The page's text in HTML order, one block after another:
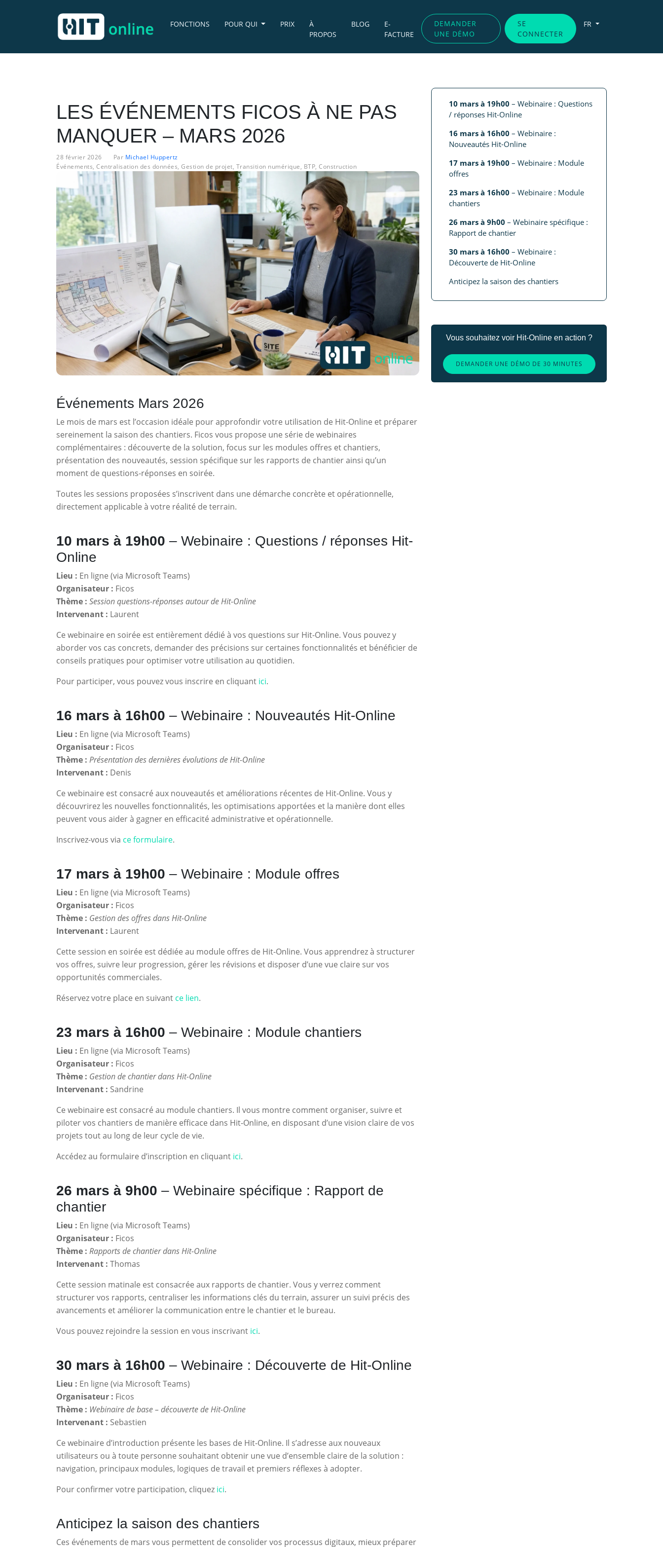
FONCTIONS POUR QUI PRIX
À
PROPOS
BLOG
E-
FACTURE
DEMANDER
UNE DÉMO
SE
CONNECTER
FR
LES ÉVÉNEMENTS FICOS À NE PAS
MANQUER – MARS 2026
28 février 2026 Par Michael Huppertz
Événements, Centralisation des données, Gestion de projet, Transition numérique, BTP, Construction
Événements Mars 2026
Le mois de mars est l’occasion idéale pour approfondir votre utilisation de Hit-Online et préparer
sereinement la saison des chantiers. Ficos vous propose une série de webinaires
complémentaires : découverte de la solution, focus sur les modules offres et chantiers,
présentation des nouveautés, session spécifique sur les rapports de chantier ainsi qu’un
moment de questions-réponses en soirée.
Toutes les sessions proposées s’inscrivent dans une démarche concrète et opérationnelle,
directement applicable à votre réalité de terrain.
10 mars à 19h00 – Webinaire : Questions / réponses Hit-
Online
Lieu : En ligne (via Microsoft Teams)
Organisateur : Ficos
Thème : Session questions-réponses autour de Hit-Online
Intervenant : Laurent
Ce webinaire en soirée est entièrement dédié à vos questions sur Hit-Online. Vous pouvez y
aborder vos cas concrets, demander des précisions sur certaines fonctionnalités et bénéficier de
conseils pratiques pour optimiser votre utilisation au quotidien.
Pour participer, vous pouvez vous inscrire en cliquant ici.
16 mars à 16h00 – Webinaire : Nouveautés Hit-Online
Lieu : En ligne (via Microsoft Teams)
Organisateur : Ficos
Thème : Présentation des dernières évolutions de Hit-Online
Intervenant : Denis
Ce webinaire est consacré aux nouveautés et améliorations récentes de Hit-Online. Vous y
découvrirez les nouvelles fonctionnalités, les optimisations apportées et la manière dont elles
peuvent vous aider à gagner en efficacité administrative et opérationnelle.
Inscrivez-vous via ce formulaire.
17 mars à 19h00 – Webinaire : Module offres
Lieu : En ligne (via Microsoft Teams)
Organisateur : Ficos
Thème : Gestion des offres dans Hit-Online
Intervenant : Laurent
Cette session en soirée est dédiée au module offres de Hit-Online. Vous apprendrez à structurer
vos offres, suivre leur progression, gérer les révisions et disposer d’une vue claire sur vos
opportunités commerciales.
Réservez votre place en suivant ce lien.
23 mars à 16h00 – Webinaire : Module chantiers
Lieu : En ligne (via Microsoft Teams)
Organisateur : Ficos
Thème : Gestion de chantier dans Hit-Online
Intervenant : Sandrine
Ce webinaire est consacré au module chantiers. Il vous montre comment organiser, suivre et
piloter vos chantiers de manière efficace dans Hit-Online, en disposant d’une vision claire de vos
projets tout au long de leur cycle de vie.
Accédez au formulaire d’inscription en cliquant ici.
26 mars à 9h00 – Webinaire spécifique : Rapport de
chantier
Lieu : En ligne (via Microsoft Teams)
Organisateur : Ficos
Thème : Rapports de chantier dans Hit-Online
Intervenant : Thomas
Cette session matinale est consacrée aux rapports de chantier. Vous y verrez comment
structurer vos rapports, centraliser les informations clés du terrain, assurer un suivi précis des
avancements et améliorer la communication entre le chantier et le bureau.
Vous pouvez rejoindre la session en vous inscrivant ici.
30 mars à 16h00 – Webinaire : Découverte de Hit-Online
Lieu : En ligne (via Microsoft Teams)
Organisateur : Ficos
Thème : Webinaire de base – découverte de Hit-Online
Intervenant : Sebastien
Ce webinaire d’introduction présente les bases de Hit-Online. Il s’adresse aux nouveaux
utilisateurs ou à toute personne souhaitant obtenir une vue d’ensemble claire de la solution :
navigation, principaux modules, logiques de travail et premiers réflexes à adopter.
Pour confirmer votre participation, cliquez ici.
Anticipez la saison des chantiers
Ces événements de mars vous permettent de consolider vos processus digitaux, mieux préparer
10 mars à 19h00 – Webinaire : Questions
/ réponses Hit-Online
16 mars à 16h00 – Webinaire :
Nouveautés Hit-Online
17 mars à 19h00 – Webinaire : Module
offres
23 mars à 16h00 – Webinaire : Module
chantiers
26 mars à 9h00 – Webinaire spécifique :
Rapport de chantier
30 mars à 16h00 – Webinaire :
Découverte de Hit-Online
Anticipez la saison des chantiers
Vous souhaitez voir Hit-Online en action ?
DEMANDER UNE DÉMO DE 30 MINUTES